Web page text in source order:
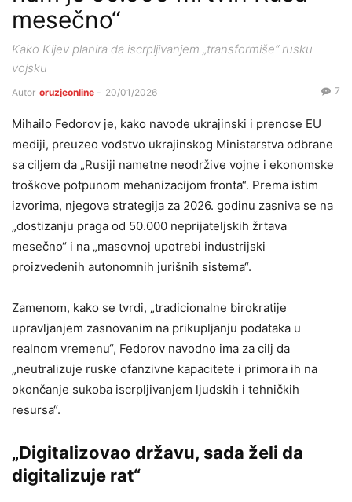
mesečno“
Kako Kijev planira da iscrpljivanjem „transformiše“ rusku
vojsku
Autor oruzjeonline - 20/01/2026 7
Mihailo Fedorov je, kako navode ukrajinski i prenose EU
mediji, preuzeo vođstvo ukrajinskog Ministarstva odbrane
sa ciljem da „Rusiji nametne neodržive vojne i ekonomske
troškove potpunom mehanizacijom fronta“. Prema istim
izvorima, njegova strategija za 2026. godinu zasniva se na
„dostizanju praga od 50.000 neprijateljskih žrtava
mesečno“ i na „masovnoj upotrebi industrijski
proizvedenih autonomnih jurišnih sistema“.
Zamenom, kako se tvrdi, „tradicionalne birokratije
upravljanjem zasnovanim na prikupljanju podataka u
realnom vremenu“, Fedorov navodno ima za cilj da
„neutralizuje ruske ofanzivne kapacitete i primora ih na
okončanje sukoba iscrpljivanjem ljudskih i tehničkih
resursa“.
„Digitalizovao državu, sada želi da
digitalizuje rat“